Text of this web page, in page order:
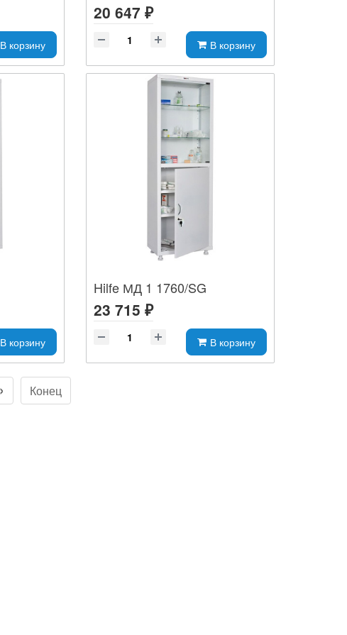
В корзину
20 647 ₽
В корзину
В корзину
Hilfe МД 1 1760/SG
23 715 ₽
В корзину
Конец